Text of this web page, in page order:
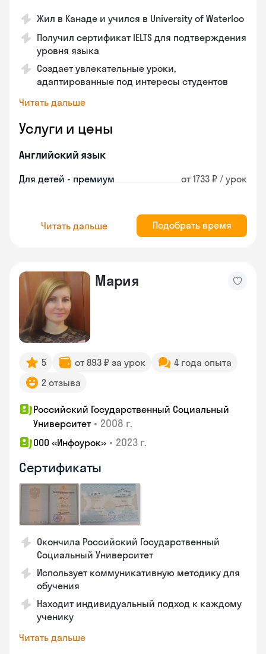
Жил в Канаде и учился в University of Waterloo
Получил сертификат IELTS для подтверждения
уровня языка
Создает увлекательные уроки,
адаптированные под интересы студентов
Читать дальше
Услуги и цены
Английский язык
Для детей - премиум от 1733 ₽ / урок
Читать дальше Подобрать время
Мария
5 от 893 ₽ за урок
4 года опыта
2 отзыва
Российский Государственный Социальный
Университет • 2008 г.
ООО «Инфоурок» • 2023 г.
Сертификаты
Окончила Российский Государственный
Социальный Университет
Использует коммуникативную методику для
обучения
Находит индивидуальный подход к каждому
ученику
Читать дальше